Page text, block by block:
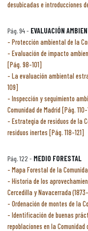
desubicadas e introducciones
Pág. 94 - EVALUACIÓN
Protección ambiental de la
Evaluación de impacto
[Pág. 98-101]
La evaluación ambiental
109]
Inspección y seguimiento
Comunidad de Madrid [Pág. 110-
Estrategia de residuos de la
residuos inertes [Pág. 118-121]
Pág. 122 - MEDIO FORESTAL
Mapa Forestal de la
Historia de los
Cercedilla y Navacerrada
Ordenación de montes de la
Identificación de buenas
repoblaciones en la